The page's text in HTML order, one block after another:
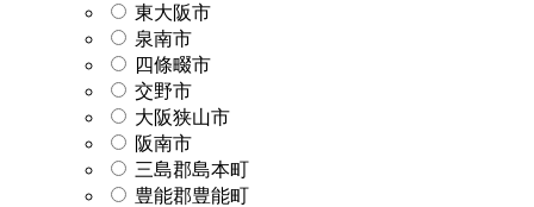
東大阪市
泉南市
四條畷市
交野市
大阪狭山市
阪南市
三島郡島本町
豊能郡豊能町